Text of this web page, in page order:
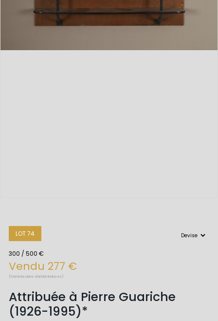
LOT 74
300 / 500 €
Vendu 277 €
(Commissions d'achat incluses)
Attribuée à Pierre Guariche
(1926-1995)*